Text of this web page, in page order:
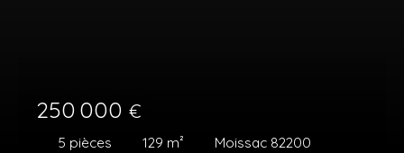
250 000 €
5 pièces 129 m² Moissac 82200